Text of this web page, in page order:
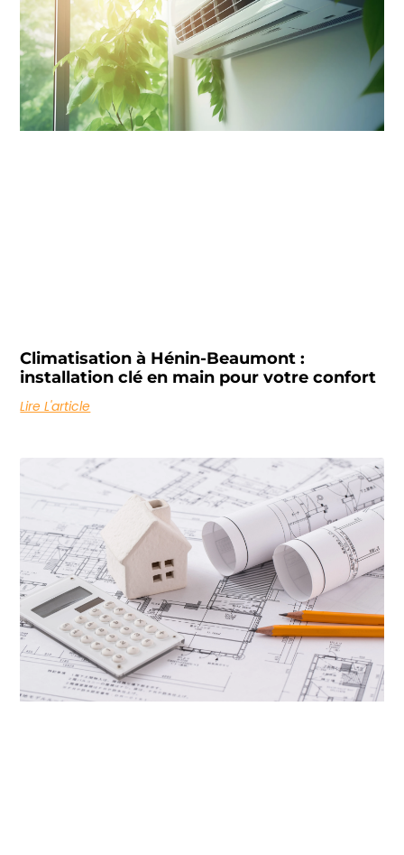
Climatisation à Hénin-Beaumont :
installation clé en main pour votre confort
Lire L'article